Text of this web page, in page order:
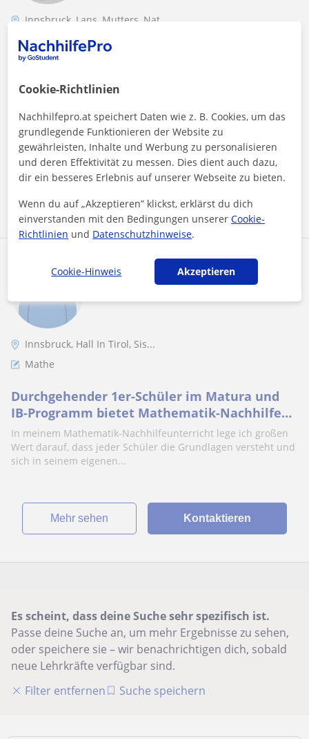
Innsbruck, Lans, Mutters, Nat...
Englisch
Altersklassen und alle Zwecke
habe ich am European University Institute meine
Englischkenntnisse perfektionie...
1. Lektion gratis
Innsbruck, Hall In Tirol, Sis...
Mathe
Durchgehender 1er-Schüler im Matura und
IB-Programm bietet Mathematik-Nachhilfe
für Unterstufe – individuelle und
verständliche Le
In meinem Mathematik-Nachhilfeunterricht lege ich großen
Wert darauf, dass jeder Schüler die Grundlagen versteht und
sich in seinem eigenen...
Mehr sehen Kontaktieren
Es scheint, dass deine Suche sehr spezifisch ist.
Passe deine Suche an, um mehr Ergebnisse zu sehen,
oder speichere sie – wir benachrichtigen dich, sobald
neue Lehrkräfte verfügbar sind.
Filter entfernen
Suche speichern
Cookie-Richtlinien
Nachhilfepro.at speichert Daten wie z. B. Cookies, um das
grundlegende Funktionieren der Website zu
gewährleisten, Inhalte und Werbung zu personalisieren
und deren Effektivität zu messen. Dies dient auch dazu,
dir ein besseres Erlebnis auf unserer Webseite zu bieten.
Wenn du auf „Akzeptieren” klickst, erklärst du dich
einverstanden mit den Bedingungen unsererCookie-
Richtlinien und Datenschutzhinweise.
Cookie-Hinweis Akzeptieren